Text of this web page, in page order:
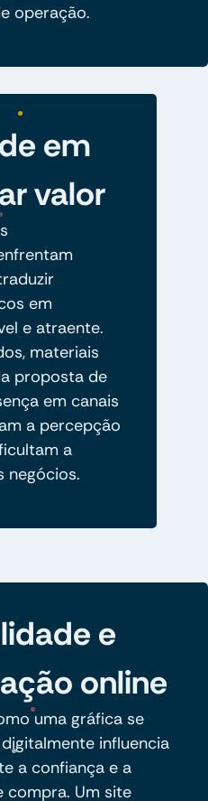
operação.
em
valor
em
e atraente.
materiais
proposta de
em canais
a percepção
a
negócios.
e
online
uma gráfica se
influencia
a confiança e a
compra. Um site